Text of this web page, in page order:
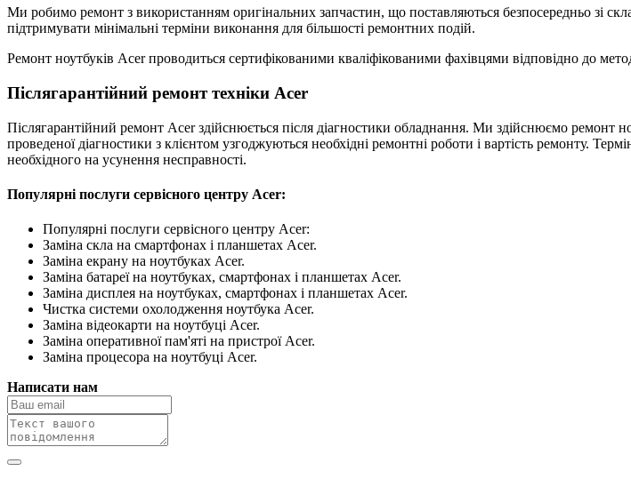
Ми робимо ремонт з використанням оригінальних запчастин, що поставляються безпосередньо зі
підтримувати мінімальні терміни виконання для більшості ремонтних подій.
Ремонт ноутбуків Acer проводиться сертифікованими кваліфікованими фахівцями відповідно до
Післягарантійний ремонт техніки Acer
Післягарантійний ремонт Acer здійснюється після діагностики обладнання. Ми здійснюємо ремонт
проведеної діагностики з клієнтом узгоджуються необхідні ремонтні роботи і вартість ремонту.
необхідного на усунення несправності.
Популярні послуги сервісного центру Acer:
Популярні послуги сервісного центру Acer:
Заміна скла на смартфонах і планшетах Acer.
Заміна екрану на ноутбуках Acer.
Заміна батареї на ноутбуках, смартфонах і планшетах Acer.
Заміна дисплея на ноутбуках, смартфонах і планшетах Acer.
Чистка системи охолодження ноутбука Acer.
Заміна відеокарти на ноутбуці Acer.
Заміна оперативної пам'яті на пристрої Acer.
Заміна процесора на ноутбуці Acer.
Написати нам